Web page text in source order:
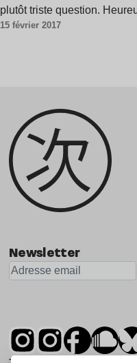
plutôt triste question.
15 février 2017
Newsletter